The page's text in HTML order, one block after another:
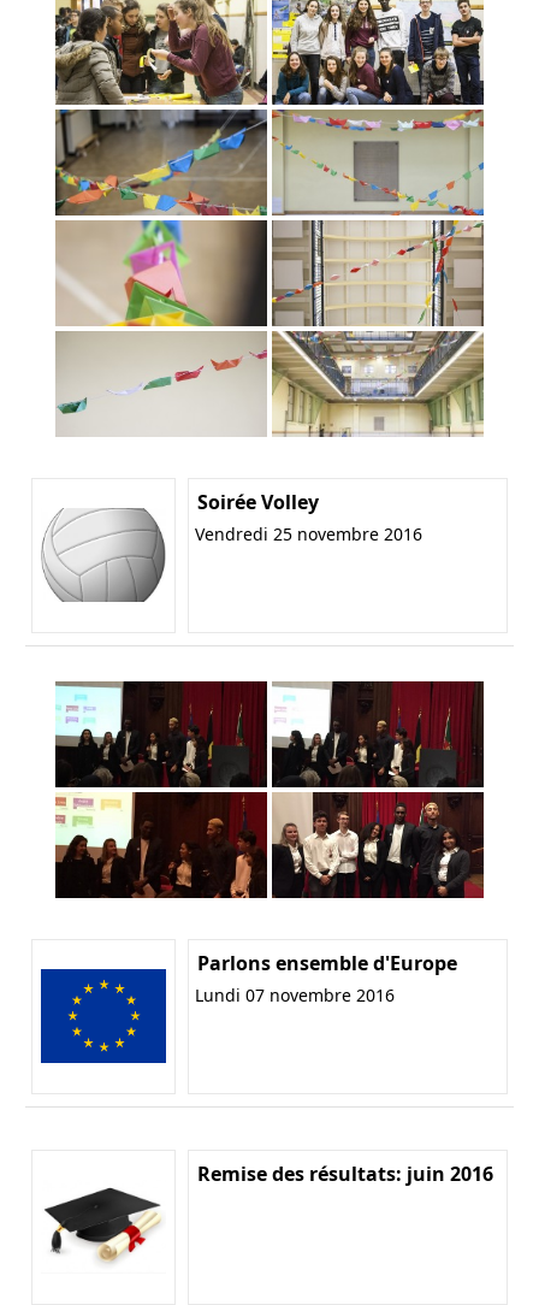
Soirée Volley
Vendredi 25 novembre 2016
Parlons ensemble d'Europe
Lundi 07 novembre 2016
Remise des résultats: juin 2016